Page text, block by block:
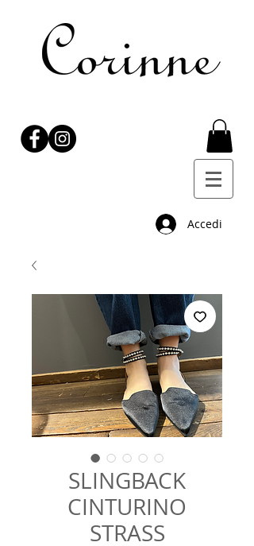
Accedi
SLINGBACK
CINTURINO
STRASS